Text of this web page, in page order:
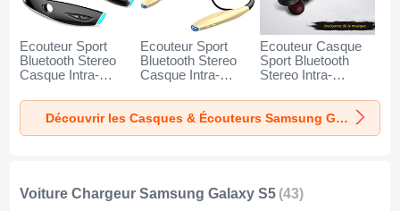
Ecouteur Sport
Bluetooth Stereo
Casque Intra-
Oreillette H52 pour
Samsung Galaxy
S5 Noir
Ecouteur Sport
Bluetooth Stereo
Casque Intra-
Oreillette H51 pour
Samsung Galaxy
S5 Or
Ecouteur Casque
Sport Bluetooth
Stereo Intra-
Oreillette H53 pour
Samsung Galaxy
S5 Noir
Découvrir les Casques & Écouteurs Samsung Galaxy S5
Voiture Chargeur Samsung Galaxy S5 (43)